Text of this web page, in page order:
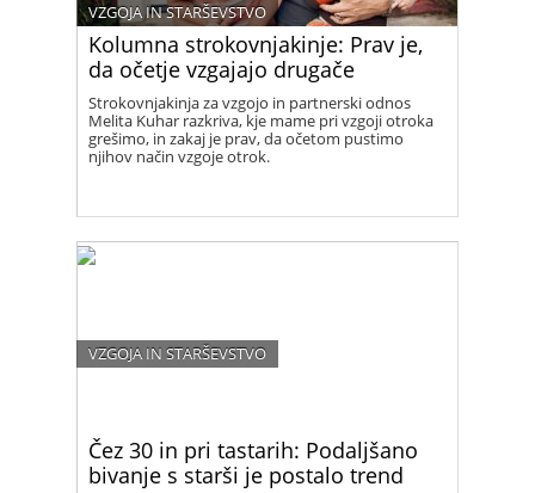
Kolumna strokovnjakinje: Prav je,
da očetje vzgajajo drugače
VZGOJA IN STARŠEVSTVO
Strokovnjakinja za vzgojo in partnerski odnos
Melita Kuhar razkriva, kje mame pri vzgoji otroka
grešimo, in zakaj je prav, da očetom pustimo
njihov način vzgoje otrok.
Čez 30 in pri tastarih: Podaljšano
bivanje s starši je postalo trend
VZGOJA IN STARŠEVSTVO